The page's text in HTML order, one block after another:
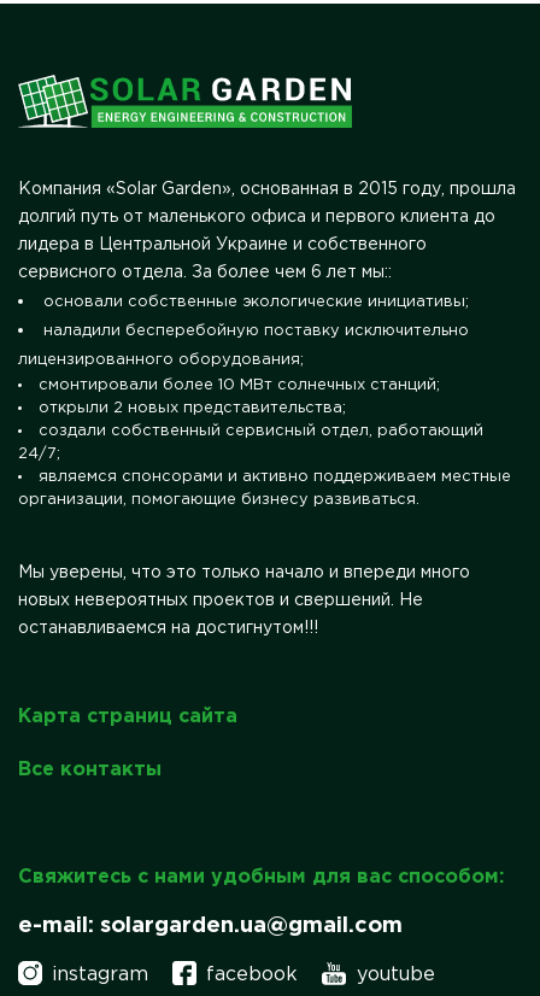
Карта страниц сайта
Все контакты
Свяжитесь с нами удобным для вас способом:
e-mail: solargarden.ua@gmail.com
instagram facebook youtube
Компания «Solar Garden», основанная в 2015 году, прошла
долгий путь от маленького офиса и первого клиента до
лидера в Центральной Украине и собственного
сервисного отдела. За более чем 6 лет мы::
основали собственные экологические инициативы;
наладили бесперебойную поставку исключительно
лицензированного оборудования;
смонтировали более 10 МВт солнечных станций;
открыли 2 новых представительства;
создали собственный сервисный отдел, работающий
24/7;
являемся спонсорами и активно поддерживаем местные
организации, помогающие бизнесу развиваться.
Мы уверены, что это только начало и впереди много
новых невероятных проектов и свершений. Не
останавливаемся на достигнутом!!!